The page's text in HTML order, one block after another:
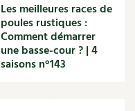
Les meilleures races de
poules rustiques :
Comment démarrer
une basse-cour ? | 4
saisons n°143